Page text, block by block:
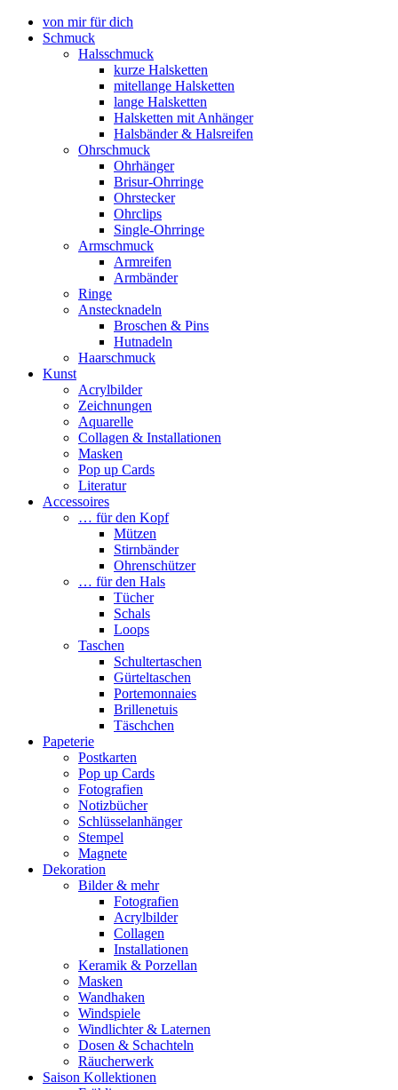
von mir für dich
Schmuck
Halsschmuck
kurze Halsketten
mitellange Halsketten
lange Halsketten
Halsketten mit Anhänger
Halsbänder & Halsreifen
Ohrschmuck
Ohrhänger
Brisur-Ohrringe
Ohrstecker
Ohrclips
Single-Ohrringe
Armschmuck
Armreifen
Armbänder
Ringe
Anstecknadeln
Broschen & Pins
Hutnadeln
Haarschmuck
Kunst
Acrylbilder
Zeichnungen
Aquarelle
Collagen & Installationen
Masken
Pop up Cards
Literatur
Accessoires
… für den Kopf
Mützen
Stirnbänder
Ohrenschützer
… für den Hals
Tücher
Schals
Loops
Taschen
Schultertaschen
Gürteltaschen
Portemonnaies
Brillenetuis
Täschchen
Papeterie
Postkarten
Pop up Cards
Fotografien
Notizbücher
Schlüsselanhänger
Stempel
Magnete
Dekoration
Bilder & mehr
Fotografien
Acrylbilder
Collagen
Installationen
Keramik & Porzellan
Masken
Wandhaken
Windspiele
Windlichter & Laternen
Dosen & Schachteln
Räucherwerk
Saison Kollektionen